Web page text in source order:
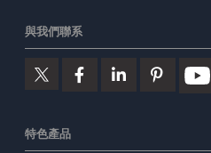
與我們聯系
特色產品